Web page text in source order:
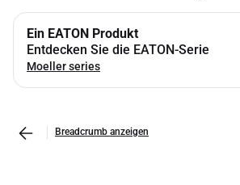
Ein EATON Produkt
Entdecken Sie die EATON-Serie
Moeller series
Breadcrumb anzeigen